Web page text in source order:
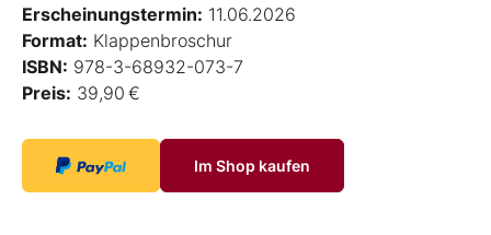
Erscheinungstermin: 11.06.2026
Format: Klappenbroschur
ISBN: 978-3-68932-073-7
Preis: 39,90 €
Im Shop kaufen